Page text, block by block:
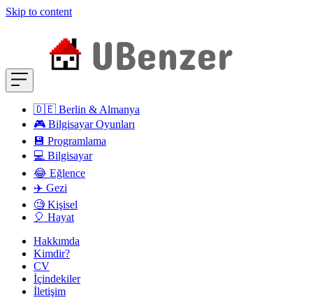
Skip to content
🇩🇪 Berlin & Almanya
🎮 Bilgisayar Oyunları
💾 Programlama
💻 Bilgisayar
😂 Eğlence
✈️ Gezi
🧐 Kişisel
🎈 Hayat
Hakkımda
Kimdir?
CV
İçindekiler
İletişim